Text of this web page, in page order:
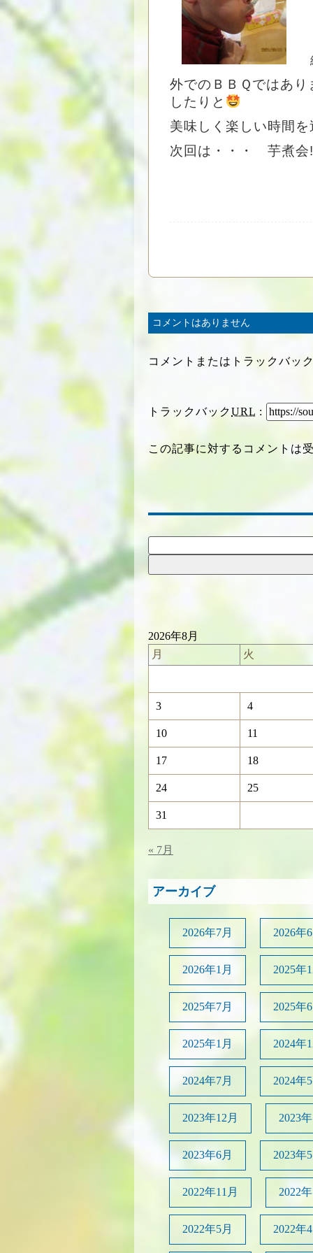
外でのＢＢＱではあ
したりと
美味しく楽しい時間
次回は・・・ 芋煮会
コメントはありません
コメントまたはトラックバッ
トラックバックURL :
この記事に対するコメントは
2026年8月
月
火
3 4
10 11
17 18
24 25
31
« 7月
アーカイブ
2026年7月 2026年
2026年1月 2025年
2025年7月 2025年
2025年1月 2024年
2024年7月 2024年
2023年12月 2023
2023年6月 2023年
2022年11月 2022
2022年5月 2022年